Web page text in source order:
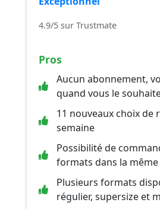
4.9/5 sur Trustmate
Pros
Aucun abonnement,
quand vous le
11 nouveaux choix de
semaine
Possibilité de
formats dans la
Plusieurs formats
régulier, supersize et